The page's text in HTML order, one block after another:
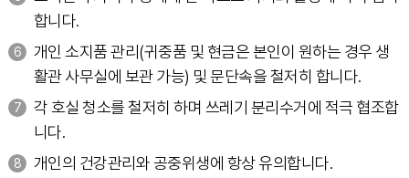
합니다.
개인 소지품 관리(귀중품 및 현금은 본인이 원하는 경우 생
활관 사무실에 보관 가능) 및 문단속을 철저히 합니다.
각 호실 청소를 철저히 하며 쓰레기 분리수거에 적극 협조합
니다.
개인의 건강관리와 공중위생에 항상 유의합니다.